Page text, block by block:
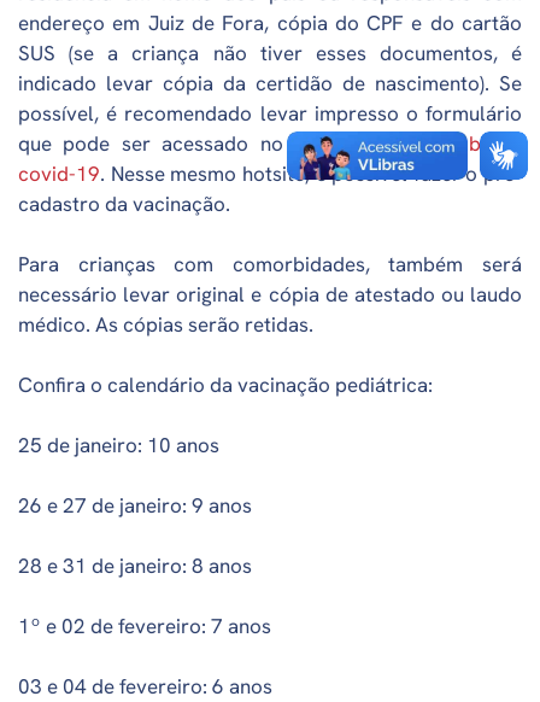
endereço em Juiz de Fora, cópia do CPF e do cartão
SUS (se a criança não tiver esses documentos, é
indicado levar cópia da certidão de nascimento). Se
possível, é recomendado levar impresso o formulário
que pode ser acessado no hotsite da PJF sobre a
covid-19. Nesse mesmo hotsite, é possível fazer o pré-
cadastro da vacinação.
Para crianças com comorbidades, também será
necessário levar original e cópia de atestado ou laudo
médico. As cópias serão retidas.
Confira o calendário da vacinação pediátrica:
25 de janeiro: 10 anos
26 e 27 de janeiro: 9 anos
28 e 31 de janeiro: 8 anos
1º e 02 de fevereiro: 7 anos
03 e 04 de fevereiro: 6 anos